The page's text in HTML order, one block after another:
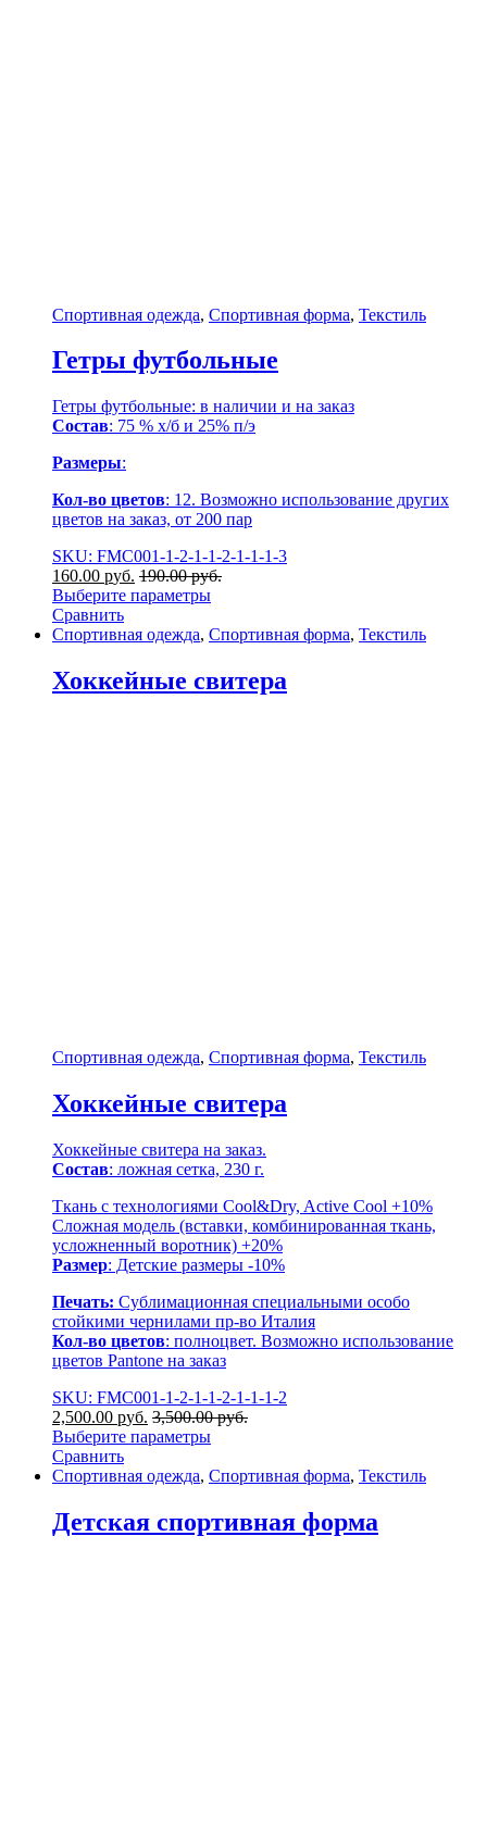
Спортивная одежда, Спортивная форма, Текстиль
Гетры футбольные
Гетры футбольные: в наличии и на заказ
Состав: 75 % х/б и 25% п/э
Размеры:
Кол-во цветов: 12. Возможно использование других
цветов на заказ, от 200 пар
SKU: FMC001-1-2-1-1-2-1-1-1-3
160.00 руб. 190.00руб.
Выберите параметры
Сравнить
Спортивная одежда, Спортивная форма, Текстиль
Хоккейные свитера
Спортивная одежда, Спортивная форма, Текстиль
Хоккейные свитера
Хоккейные свитера на заказ.
Состав: ложная сетка, 230 г.
Ткань с технологиями Cool&Dry, Active Cool +10%
Сложная модель (вставки, комбинированная ткань,
усложненный воротник) +20%
Размер: Детские размеры -10%
Печать: Сублимационная специальными особо
стойкими чернилами пр-во Италия
Кол-во цветов: полноцвет. Возможно использование
цветов Pantone на заказ
SKU: FMC001-1-2-1-1-2-1-1-1-2
2,500.00 руб. 3,500.00руб.
Выберите параметры
Сравнить
Спортивная одежда, Спортивная форма, Текстиль
Детская спортивная форма